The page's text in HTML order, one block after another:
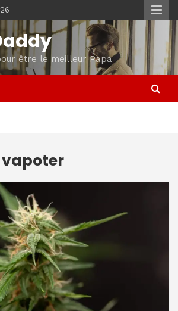
être le meilleur Papa
vapoter